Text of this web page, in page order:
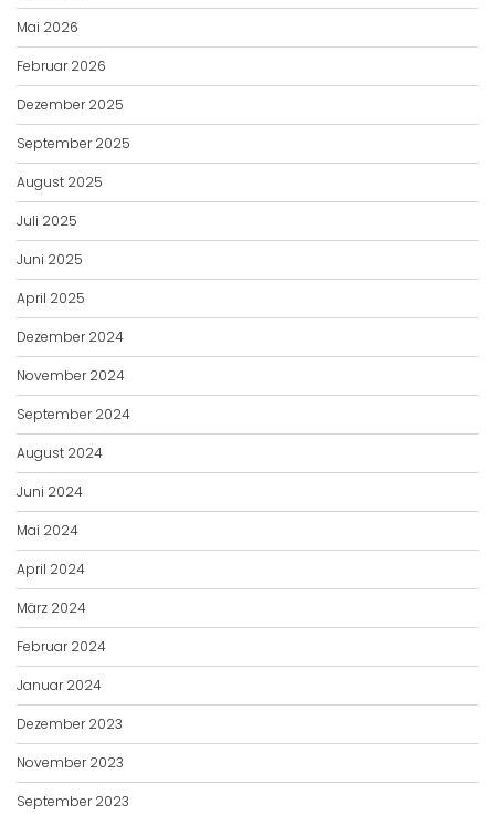
Mai 2026
Februar 2026
Dezember 2025
September 2025
August 2025
Juli 2025
Juni 2025
April 2025
Dezember 2024
November 2024
September 2024
August 2024
Juni 2024
Mai 2024
April 2024
März 2024
Februar 2024
Januar 2024
Dezember 2023
November 2023
September 2023